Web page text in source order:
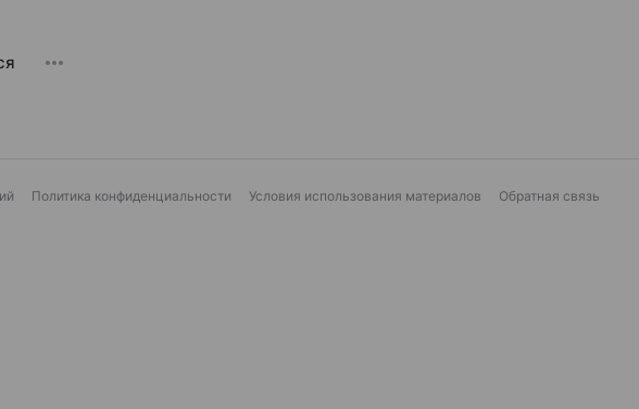
Политика конфиденциальности Условия использования материалов Обратная связь